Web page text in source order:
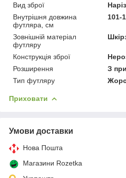
Вид зброї
Внутрішня довжина
футляра, см
101-
Зовнішній матеріал
футляру
Конструкція зброї
Розширення
З
Тип футляру
Приховати
Умови доставки
Нова Пошта
Магазини Rozetka